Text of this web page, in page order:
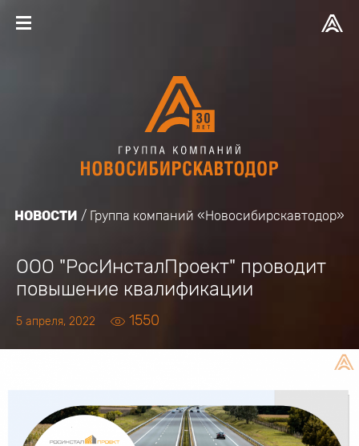
НОВОСТИ Группа компаний «Новосибирскавтодор»
ООО "РосИнсталПроект" проводит
повышение квалификации
5 апреля, 2022 1550